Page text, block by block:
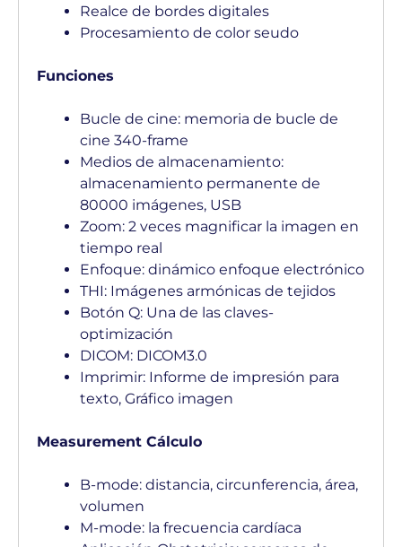
Realce de bordes digitales
Procesamiento de color seudo
Funciones
Bucle de cine: memoria de bucle de
cine 340-frame
Medios de almacenamiento:
almacenamiento permanente de
80000 imágenes, USB
Zoom: 2 veces magnificar la imagen en
tiempo real
Enfoque: dinámico enfoque electrónico
THI: Imágenes armónicas de tejidos
Botón Q: Una de las claves-
optimización
DICOM: DICOM3.0
Imprimir: Informe de impresión para
texto, Gráfico imagen
Measurement Cálculo
B-mode: distancia, circunferencia, área,
volumen
M-mode: la frecuencia cardíaca